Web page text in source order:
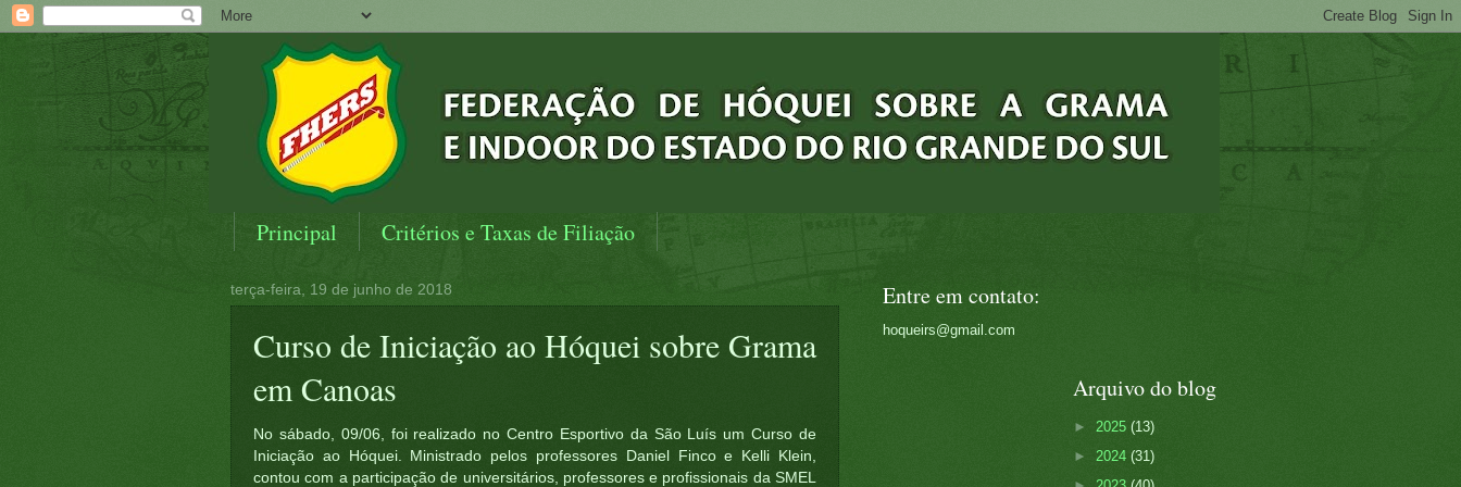
Principal Critérios e Taxas de Filiação
terça-feira, 19 de junho de 2018
Curso de Iniciação ao Hóquei sobre Grama
em Canoas
No sábado, 09/06, foi realizado no Centro Esportivo da São Luís um Curso de
Iniciação ao Hóquei. Ministrado pelos professores Daniel Finco e Kelli Klein,
contou com a participação de universitários, professores e profissionais da SMEL
Entre em contato:
hoqueirs@gmail.com
Arquivo do blog
► 2025 (13)
► 2024 (31)